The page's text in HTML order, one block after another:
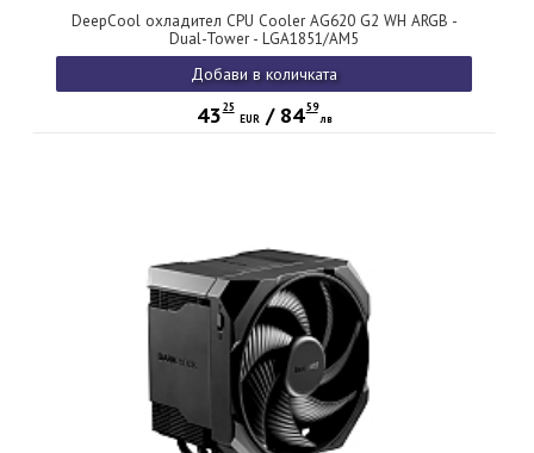
DeepCool охладител CPU Cooler AG620 G2 WH ARGB -
Dual-Tower - LGA1851/AM5
Добави в количката
43 25
EUR/ 84 59
лв